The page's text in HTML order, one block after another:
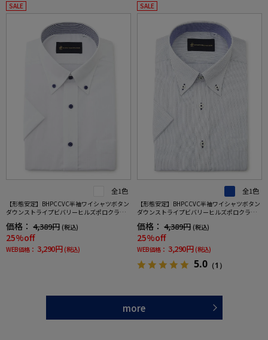
SALE
全1色
【形態安定】BHPCCVC半袖ワイシャツボタン
ダウンストライプビバリーヒルズポロクラブ
春夏
価格： 4,389円 (税込)
25%off
WEB価格： 3,290円 (税込)
SALE
全1色
【形態安定】BHPCCVC半袖ワイシャツボタン
ダウンストライプビバリーヒルズポロクラブ
春夏
価格： 4,389円 (税込)
25%off
WEB価格： 3,290円 (税込)
5.0 （1）
more